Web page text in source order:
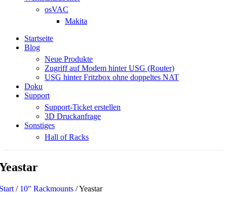
osVAC
Makita
Startseite
Blog
Neue Produkte
Zugriff auf Modem hinter USG (Router)
USG hinter Fritzbox ohne doppeltes NAT
Doku
Support
Support-Ticket erstellen
3D Druckanfrage
Sonstiges
Hall of Racks
/ 10" Rackmounts /Yeastar